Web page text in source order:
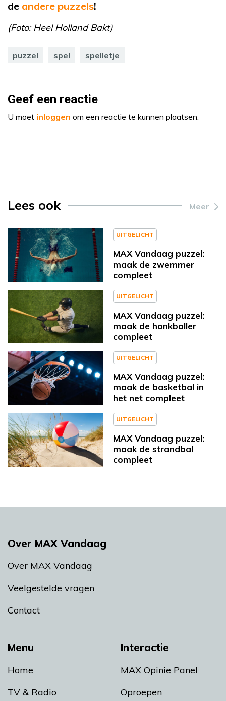
de andere puzzels!
(Foto: Heel Holland Bakt)
puzzel spel spelletje
Geef een reactie
U moet inloggen om een reactie te kunnen plaatsen.
Lees ook Meer
UITGELICHT
MAX Vandaag puzzel:
maak de zwemmer
compleet
UITGELICHT
MAX Vandaag puzzel:
maak de honkballer
compleet
UITGELICHT
MAX Vandaag puzzel:
maak de basketbal in
het net compleet
UITGELICHT
MAX Vandaag puzzel:
maak de strandbal
compleet
Menu
Home
TV & Radio
Interactie
MAX Opinie Panel
Oproepen
Over MAX Vandaag
Over MAX Vandaag
Veelgestelde vragen
Contact